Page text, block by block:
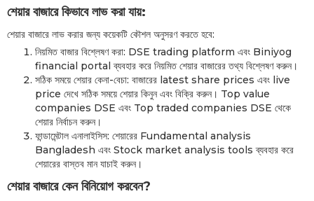
শেয়ার বাজারে কিভাবে লাভ করা যায়:
শেয়ার বাজারে লাভ করার জন্য কয়েকটি কৌশল অনুসরণ করতে হবে:
নিয়মিত বাজার বিশ্লেষণ করা: DSE trading platform এবং Biniyog
financial portal ব্যবহার করে নিয়মিত শেয়ার বাজারের তথ্য বিশ্লেষণ করুন।
সঠিক সময়ে শেয়ার কেনা-বেচা: বাজারের latest share prices এবং live
price দেখে সঠিক সময়ে শেয়ার কিনুন এবং বিক্রি করুন। Top value
companies DSE এবং Top traded companies DSE থেকে
শেয়ার নির্বাচন করুন।
ফান্ডামেন্টাল এনালাইসিস: শেয়ারের Fundamental analysis
Bangladesh এবং Stock market analysis tools ব্যবহার করে
শেয়ারের বাস্তব মান যাচাই করুন।
শেয়ার বাজারে কেন বিনিয়োগ করবেন?